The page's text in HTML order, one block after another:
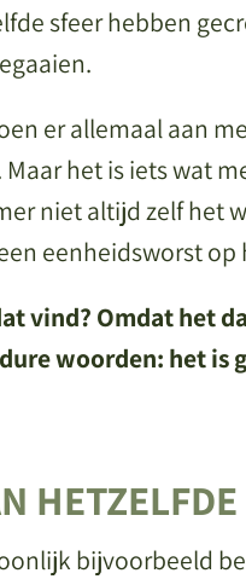
sfeer hebben
er allemaal aan
het is iets wat
niet altijd zelf het
eenheidsworst
vind? Omdat het
woorden: het is
HETZELFDE
bijvoorbeeld